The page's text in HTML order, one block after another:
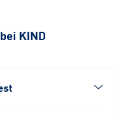
KIND